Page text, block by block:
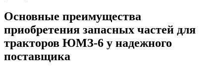
Основные преимущества
приобретения запасных частей для
тракторов ЮМЗ-6 у надежного
поставщика